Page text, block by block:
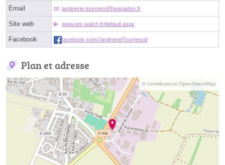
Email jardinerie.tournesolⓐwanadoo.fr
Site web www.ets-walch.fr/default.aspx
Facebook facebook.com/JardinerieTournesol/
Plan et adresse
© contributeurs OpenStreetMap